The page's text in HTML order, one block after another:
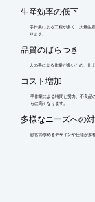
生産効率の低下
手作業による工程が多く、大量生
ります。
品質のばらつき
人の手による作業が多いため、仕
コスト増加
手作業による時間と労力、不良品
らに高くなります。
多様なニーズへの
顧客の求めるデザインや仕様が多